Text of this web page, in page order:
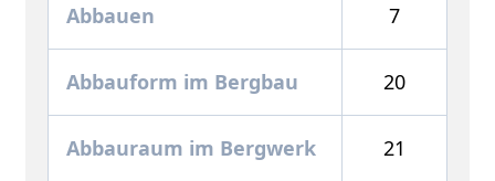
Abbauen 7
Abbauform im Bergbau 20
Abbauraum im Bergwerk 21